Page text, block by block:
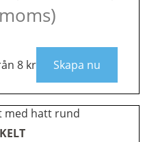
8 kr Skapa nu